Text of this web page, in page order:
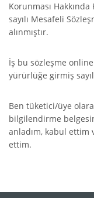
Korunması
sayılı Mesafeli
alınmıştır.
İş bu sözleşme
yürürlüğe girmiş
Ben tüketici/üye
bilgilendirme
anladım, kabul ettim
ettim.